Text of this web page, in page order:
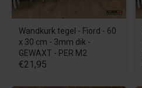
Wandkurk tegel - Fiord - 60
x 30 cm - 3mm dik -
GEWAXT - PER M2
€21,95